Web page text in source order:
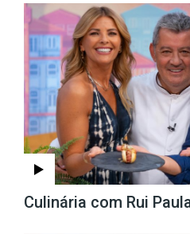
Culinária com Rui